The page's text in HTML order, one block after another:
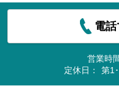
電
営業時
定休日：
第1